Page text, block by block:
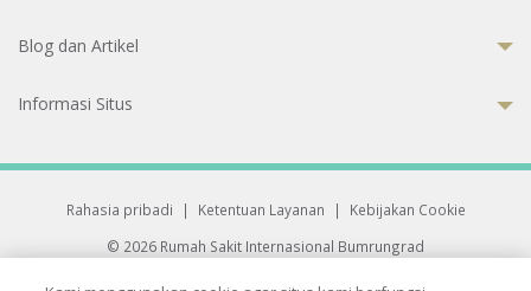
Blog dan Artikel
Informasi Situs
Rahasia pribadi | Ketentuan Layanan |
Kebijakan Cookie
© 2026 Rumah Sakit Internasional Bumrungrad